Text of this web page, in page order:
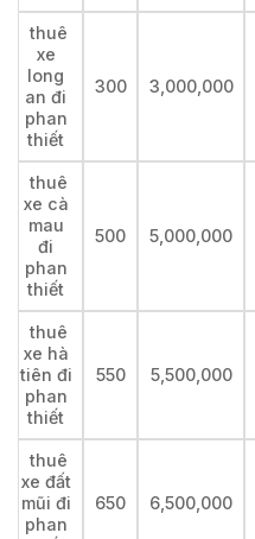
thuê
xe
long
an đi
phan
thiết
300 3,000,000
thuê
xe cà
mau
đi
phan
thiết
500 5,000,000
thuê
xe hà
tiên đi
phan
thiết
550 5,500,000
thuê
xe đất
mũi đi
phan
650 6,500,000